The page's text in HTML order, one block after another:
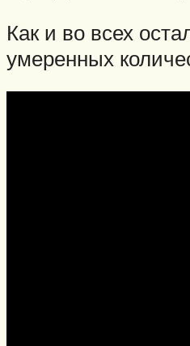
Как и во всех
умеренных